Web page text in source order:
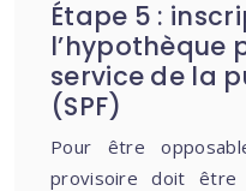
Étape 5 :
l’hypothèque
service de la
(SPF)
Pour être
provisoire doit